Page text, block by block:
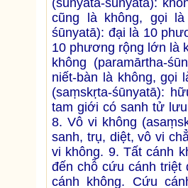
cũng là không, gọi
śūnyatā): đại là 10
10 phương rộng lớn là
không (paramārtha-
niết-bàn là không, gọi
(saṃskṛta-śūnyatā):
tam giới có sanh tử
8. Vô vi không
sanh, trụ, diệt, vô vi
vi không. 9. Tất cánh
đến chỗ cứu cánh triệt
cánh không. Cứu